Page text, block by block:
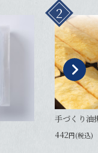
手づくり油
442円(税込)